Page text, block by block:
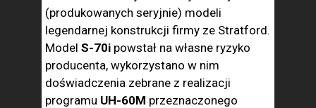
(produkowanych seryjnie) modeli
legendarnej konstrukcji firmy ze Stratford.
Model S-70i powstał na własne ryzyko
producenta, wykorzystano w nim
doświadczenia zebrane z realizacji
programu UH-60M przeznaczonego